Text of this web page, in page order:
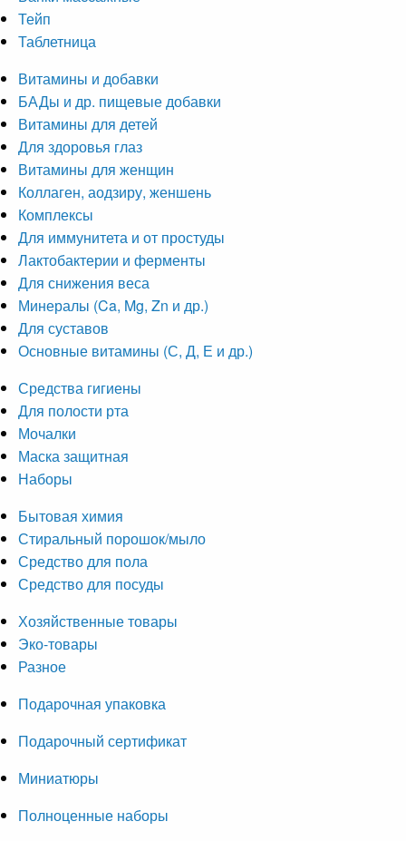
Тейп
Таблетница
Витамины и добавки
БАДы и др. пищевые добавки
Витамины для детей
Для здоровья глаз
Витамины для женщин
Коллаген, аодзиру, женшень
Комплексы
Для иммунитета и от простуды
Лактобактерии и ферменты
Для снижения веса
Минералы (Ca, Mg, Zn и др.)
Для суставов
Основные витамины (С, Д, Е и др.)
Средства гигиены
Для полости рта
Мочалки
Маска защитная
Наборы
Бытовая химия
Стиральный порошок/мыло
Средство для пола
Средство для посуды
Хозяйственные товары
Эко-товары
Разное
Подарочная упаковка
Подарочный сертификат
Миниатюры
Полноценные наборы